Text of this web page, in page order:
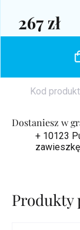
Dostaniesz w
+ 10123
267 zł
Cena
Kod
Produkty